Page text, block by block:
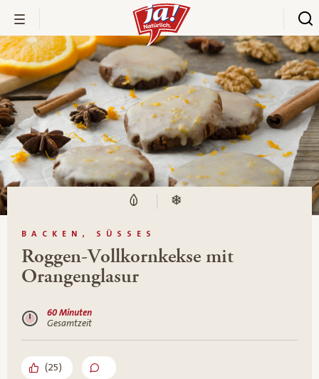
BACKEN, SÜSSES
Roggen-Vollkornkekse mit
Orangenglasur
60 Minuten
Gesamtzeit
(25)